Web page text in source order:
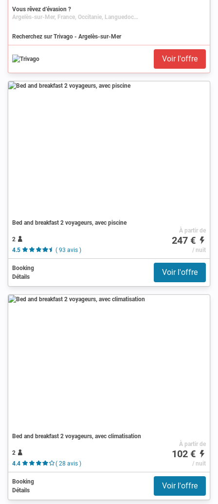
Vous rêvez d’évasion ?
Argelès-sur-Mer, France, Occitanie, Languedoc-Roussillon, Pyrénées-Orientales
Recherchez sur Trivago - Argelès-sur-Mer
Voir l'offre
Bed and breakfast 2 voyageurs, avec piscine
2
4.5
( 93 avis )
À partir de
247 €
/ nuit
Booking
Détails
Voir l'offre
Bed and breakfast 2 voyageurs, avec climatisation
2
4.4
( 28 avis )
À partir de
102 €
/ nuit
Booking
Détails
Voir l'offre